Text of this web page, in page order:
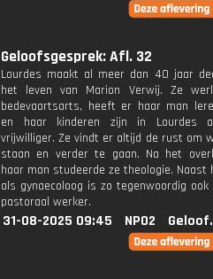
Geloofsgesprek: Afl. 32
Lourdes maakt al meer dan 40 jaar
het leven van Marion Verwij. Ze
bedevaartsarts, heeft er haar man
en haar kinderen zijn in Lourdes
vrijwilliger. Ze vindt er altijd de rust om
staan en verder te gaan. Na het
haar man studeerde ze theologie. Naast
als gynaecoloog is zo tegenwoordig
pastoraal werker.
31-08-2025 09:45 NPO2